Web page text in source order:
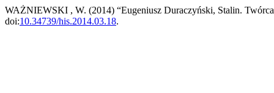
WAŻNIEWSKI , W. (2014) “Eugeniusz Duraczyński, Stalin.
doi:10.34739/his.2014.03.18.